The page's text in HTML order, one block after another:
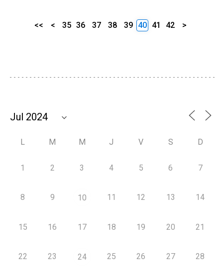
<< < 35 36 37 38 39 40 41 42 >
L M M J V S D
1 2 3 4 5 6 7
8 9 10 11 12 13 14
15 16 17 18 19 20 21
22 23 24 25 26 27 28